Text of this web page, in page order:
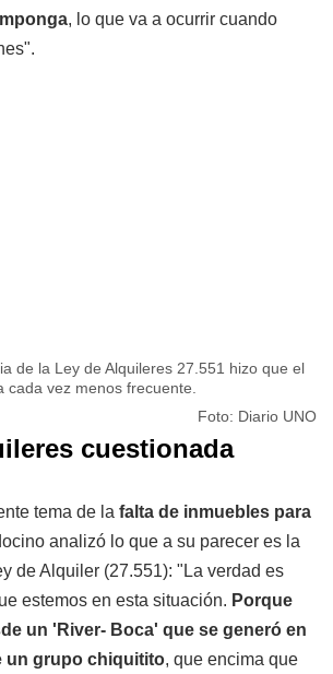
, lo que va a ocurrir cuando
de la Ley de Alquileres 27.551 hizo que el
cada vez menos frecuente.
Foto: Diario UNO
cuestionada
tema de la falta de inmuebles para
analizó lo que a su parecer es la
de Alquiler (27.551): "La verdad es
estemos en esta situación. Porque
un 'River- Boca' que se generó en
un grupo chiquitito, que encima que